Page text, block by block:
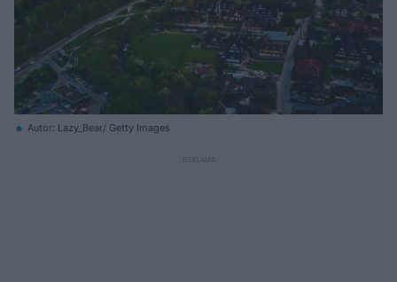
Autor: Lazy_Bear/ Getty Images